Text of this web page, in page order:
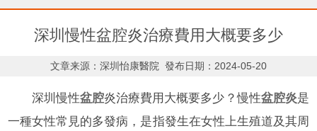
深圳慢性盆腔炎治療費用大概要多少
文章来源：深圳怡康醫院 發布日期：2024-05-20
深圳慢性盆腔炎治療費用大概要多少？慢性盆腔炎是
一種女性常見的多發病，是指發生在女性上生殖道及其周